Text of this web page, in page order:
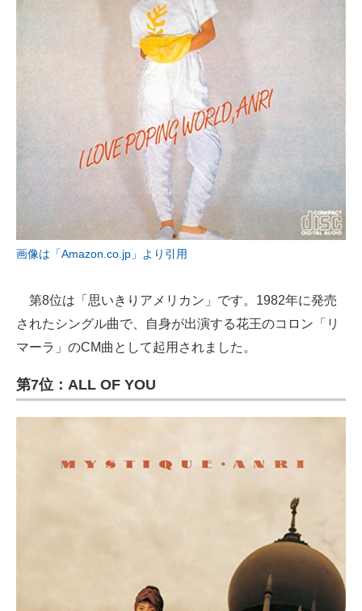
画像は「Amazon.co.jp」より引用
第8位は「思いきりアメリカン」です。1982年に発売
されたシングル曲で、自身が出演する花王のコロン「リ
マーラ」のCM曲として起用されました。
第7位：ALL OF YOU